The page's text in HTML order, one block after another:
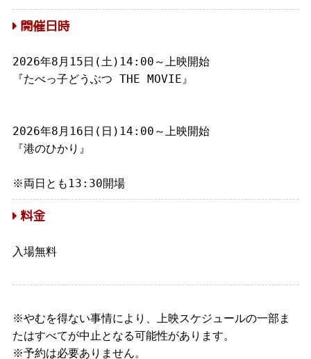
開催日時
2026年8月15日(土)14:00～上映開始
『たべっ子どうぶつ THE MOVIE』
2026年8月16日(日)14:00～上映開始
『港のひかり』
※両日とも13:30開場
料金
入場無料
※やむを得ない事情により、上映スケジュールの一部ま
たはすべてが中止となる可能性があります。
※予約は必要ありません。